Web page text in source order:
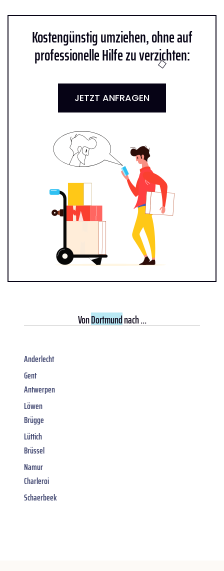
Kostengünstig umziehen, ohne auf
professionelle Hilfe zu verzichten:
JETZT ANFRAGEN
VonDortmundnach ...
Anderlecht
Gent
Antwerpen
Löwen
Brügge
Lüttich
Brüssel
Namur
Charleroi
Schaerbeek